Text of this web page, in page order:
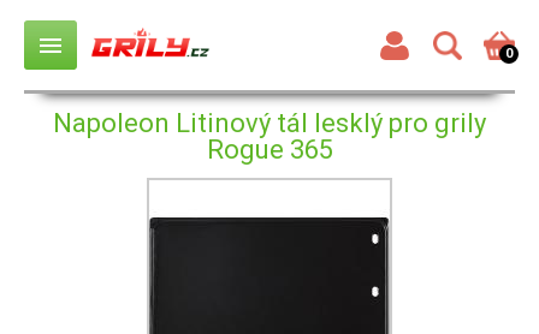
0
menu
Napoleon Litinový tál lesklý pro grily
Rogue 365